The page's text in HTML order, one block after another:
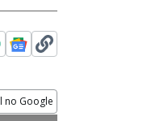
no Google